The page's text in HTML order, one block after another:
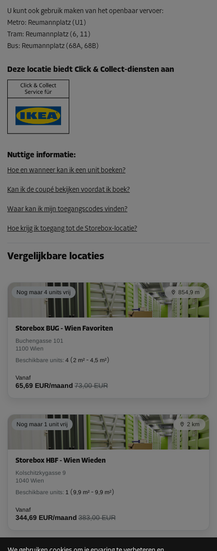
U kunt ook gebruik maken van het openbaar vervoer:
Metro: Reumannplatz (U1)
Tram: Reumannplatz (6, 11)
Bus: Reumannplatz (68A, 68B)
Deze locatie biedt Click & Collect-diensten aan
Nuttige informatie:
Hoe en wanneer kan ik een unit boeken?
Kan ik de coupé bekijken voordat ik boek?
Waar kan ik mijn toegangscodes vinden?
Hoe krijg ik toegang tot de Storebox-locatie?
Vergelijkbare locaties
Nog maar 4 units vrij 854,9 m
Storebox BUG - Wien Favoriten
Buchengasse 101
1100 Wien
Beschikbare units: 4 (2 m² - 4,5 m²)
Vanaf
65,69 EUR/maand 73,00 EUR
Nog maar 1 unit vrij 2 km
Storebox HBF - Wien Wieden
Kolschitzkygasse 9
1040 Wien
Beschikbare units: 1 (9,9 m² - 9,9 m²)
Vanaf
344,69 EUR/maand 383,00 EUR